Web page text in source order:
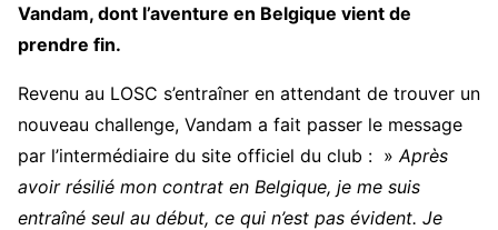
Vandam, dont l’aventure en Belgique vient de
prendre fin.
Revenu au LOSC s’entraîner en attendant de trouver un
nouveau challenge, Vandam a fait passer le message
par l’intermédiaire du site officiel du club : »Après
avoir résilié mon contrat en Belgique, je me suis
entraîné seul au début, ce qui n’est pas évident. Je